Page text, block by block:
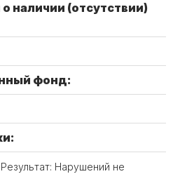
наличии (отсутствии)
фонд:
Нарушений не